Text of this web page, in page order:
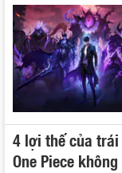
4 lợi thế của trái
One Piece